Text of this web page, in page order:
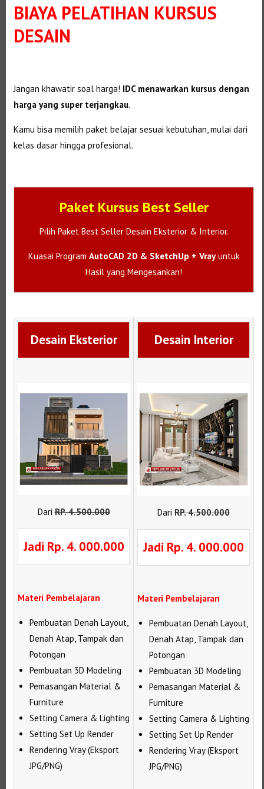
BIAYA PELATIHAN KURSUS
DESAIN
Jangan khawatir soal harga! IDC menawarkan kursus dengan
harga yang super terjangkau.
Kamu bisa memilih paket belajar sesuai kebutuhan, mulai dari
kelas dasar hingga profesional.
Paket Kursus Best Seller
Pilih Paket Best Seller Desain Eksterior & Interior.
Kuasai Program AutoCAD 2D & SketchUp + Vrayuntuk
Hasil yang Mengesankan!
Desain Eksterior
DariRP.4.500.000
Jadi Rp. 4. 000.000
Materi Pembelajaran
Pembuatan Denah Layout,
Denah Atap, Tampak dan
Potongan
Pembuatan 3D Modeling
Pemasangan Material &
Furniture
Setting Camera & Lighting
Setting Set Up Render
Rendering Vray (Eksport
JPG/PNG)
Desain Interior
DariRP.4.500.000
Jadi Rp. 4. 000.000
Materi Pembelajaran
Pembuatan Denah Layout,
Denah Atap, Tampak dan
Potongan
Pembuatan 3D Modeling
Pemasangan Material &
Furniture
Setting Camera & Lighting
Setting Set Up Render
Rendering Vray (Eksport
JPG/PNG)